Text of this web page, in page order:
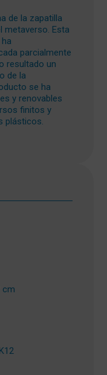
de la zapatilla
metaverso. Esta
parcialmente
resultado un
de la
se ha
y renovables
finitos y
plásticos.
cm